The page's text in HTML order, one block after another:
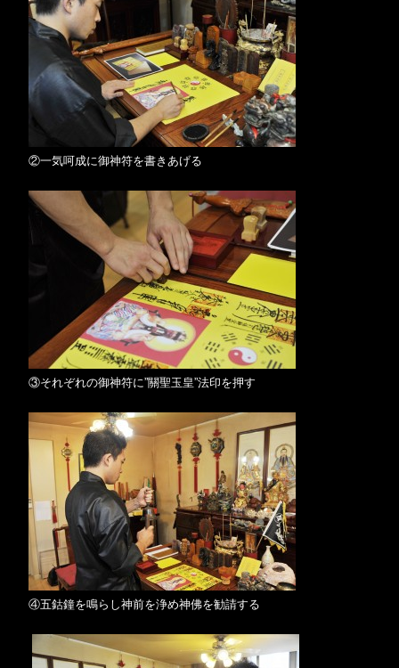
②一気呵成に御神符を書きあげる
③それぞれの御神符に”關聖玉皇”法印を押す
④五鈷鐘を鳴らし神前を浄め神佛を勧請する